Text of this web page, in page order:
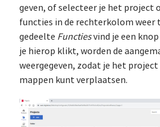
geven, of selecteer je het project
functies in de rechterkolom weer
gedeelte Functiesvind je een knop
je hierop klikt, worden de
weergegeven, zodat je het project
mappen kunt verplaatsen.